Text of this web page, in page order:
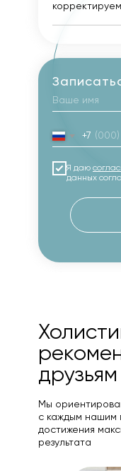
+7
Я даю
данных
Мы
с каждым нашим
достижения
результата